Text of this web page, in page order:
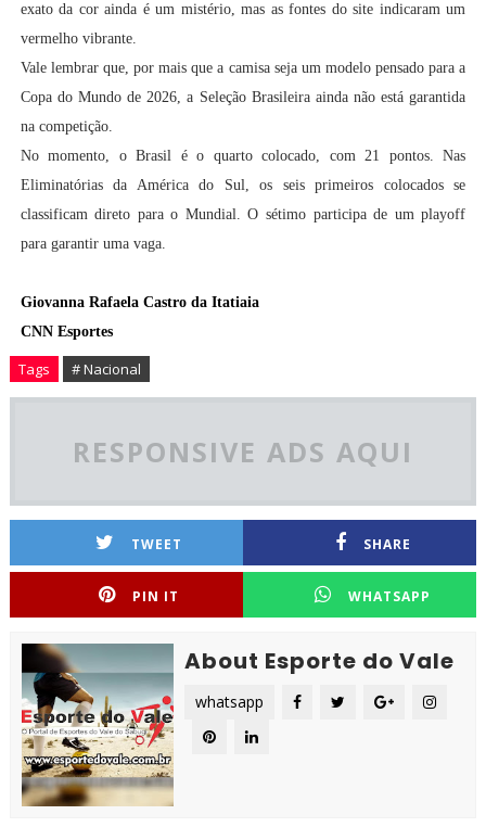
exato da cor ainda é um mistério, mas as fontes do site indicaram um
vermelho vibrante.
Vale lembrar que, por mais que a camisa seja um modelo pensado para a
Copa do Mundo de 2026, a Seleção Brasileira ainda não está garantida
na competição.
No momento, o Brasil é o quarto colocado, com 21 pontos. Nas
Eliminatórias da América do Sul, os seis primeiros colocados se
classificam direto para o Mundial. O sétimo participa de um playoff
para garantir uma vaga.
Giovanna Rafaela Castro da Itatiaia
CNN Esportes
Tags # Nacional
RESPONSIVE ADS AQUI
TWEET SHARE
PIN IT WHATSAPP
About Esporte do Vale
whatsapp